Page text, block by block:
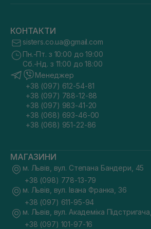
КОНТАКТИ
sisters.co.ua@gmail.com
Пн.-Пт. з 10:00 до 19:00
Сб.-Нд. з 11:00 до 18:00
Менеджер
+38 (097) 612-54-81
+38 (097) 788-12-88
+38 (097) 983-41-20
+38 (068) 693-46-00
+38 (068) 951-22-86
МАГАЗИНИ
м. Львів, вул. Степана Бандери, 45
+38 (098) 778-13-79
м. Львів, вул. Івана Франка, 36
+38 (097) 611-95-94
м. Львів, вул. Академіка
+38 (097) 101-97-16